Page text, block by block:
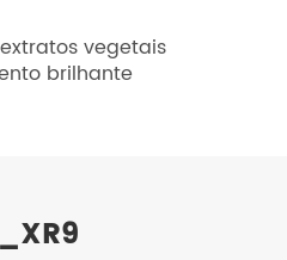
vegetais
brilhante